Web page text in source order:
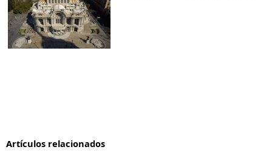
Artículos relacionados